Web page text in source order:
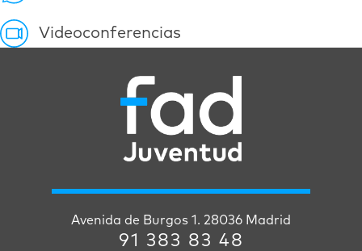
Videoconferencias
Avenida de Burgos 1. 28036 Madrid
91 383 83 48